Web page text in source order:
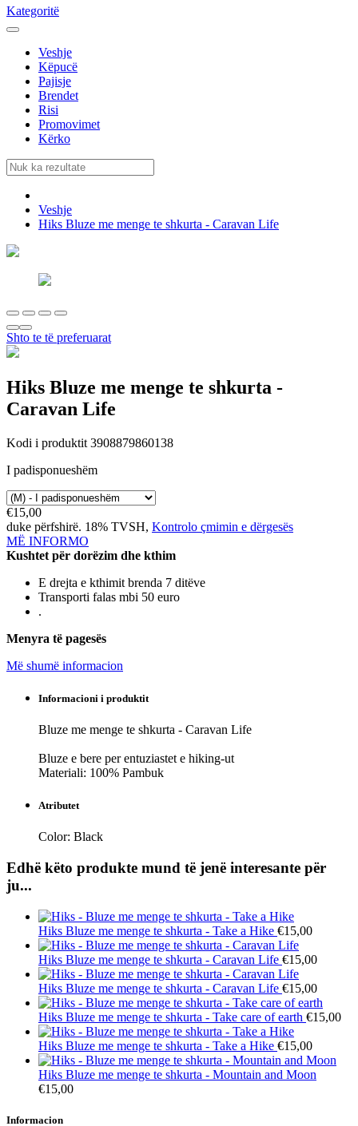
Kategoritë
Veshje
Këpucë
Pajisje
Brendet
Risi
Promovimet
Kërko
Veshje
Hiks Bluze me menge te shkurta - Caravan Life
Shto te të preferuarat
Hiks Bluze me menge te shkurta -
Caravan Life
Kodi i produktit 3908879860138
I padisponueshëm
€15,00
duke përfshirë. 18% TVSH, Kontrolo çmimin e dërgesës
MË INFORMO
Kushtet për dorëzim dhe kthim
E drejta e kthimit brenda 7 ditëve
Transporti falas mbi 50 euro
.
Menyra të pagesës
Më shumë informacion
Informacioni i produktit
Bluze me menge te shkurta - Caravan Life
Bluze e bere per entuziastet e hiking-ut
Materiali: 100% Pambuk
Atributet
Color: Black
Edhë këto produkte mund të jenë interesante për
ju...
Hiks Bluze me menge te shkurta - Take a Hike €15,00
Hiks Bluze me menge te shkurta - Caravan Life €15,00
Hiks Bluze me menge te shkurta - Caravan Life €15,00
Hiks Bluze me menge te shkurta - Take care of earth €15,00
Hiks Bluze me menge te shkurta - Take a Hike €15,00
Hiks Bluze me menge te shkurta - Mountain and Moon
€15,00
Informacion